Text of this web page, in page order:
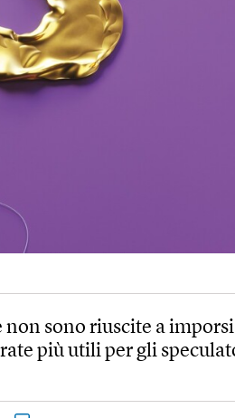
sono riuscite a
più utili per gli